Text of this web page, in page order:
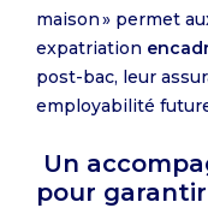
maison » permet
expatriation
post-bac, leur
employabilité
Un
pour